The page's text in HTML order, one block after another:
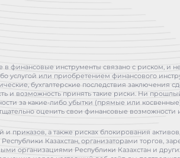
финансовые инструменты связано с риском, и
услугой или приобретением финансового
бухгалтерские последствия
и возможность принять такие риски. Ни
за какие-либо убытки (прямые или
оценить свои финансовые возможности
приказов, а также рисках блокирования
Казахстан, организаторами торгов,
организациями Республики Казахстан и